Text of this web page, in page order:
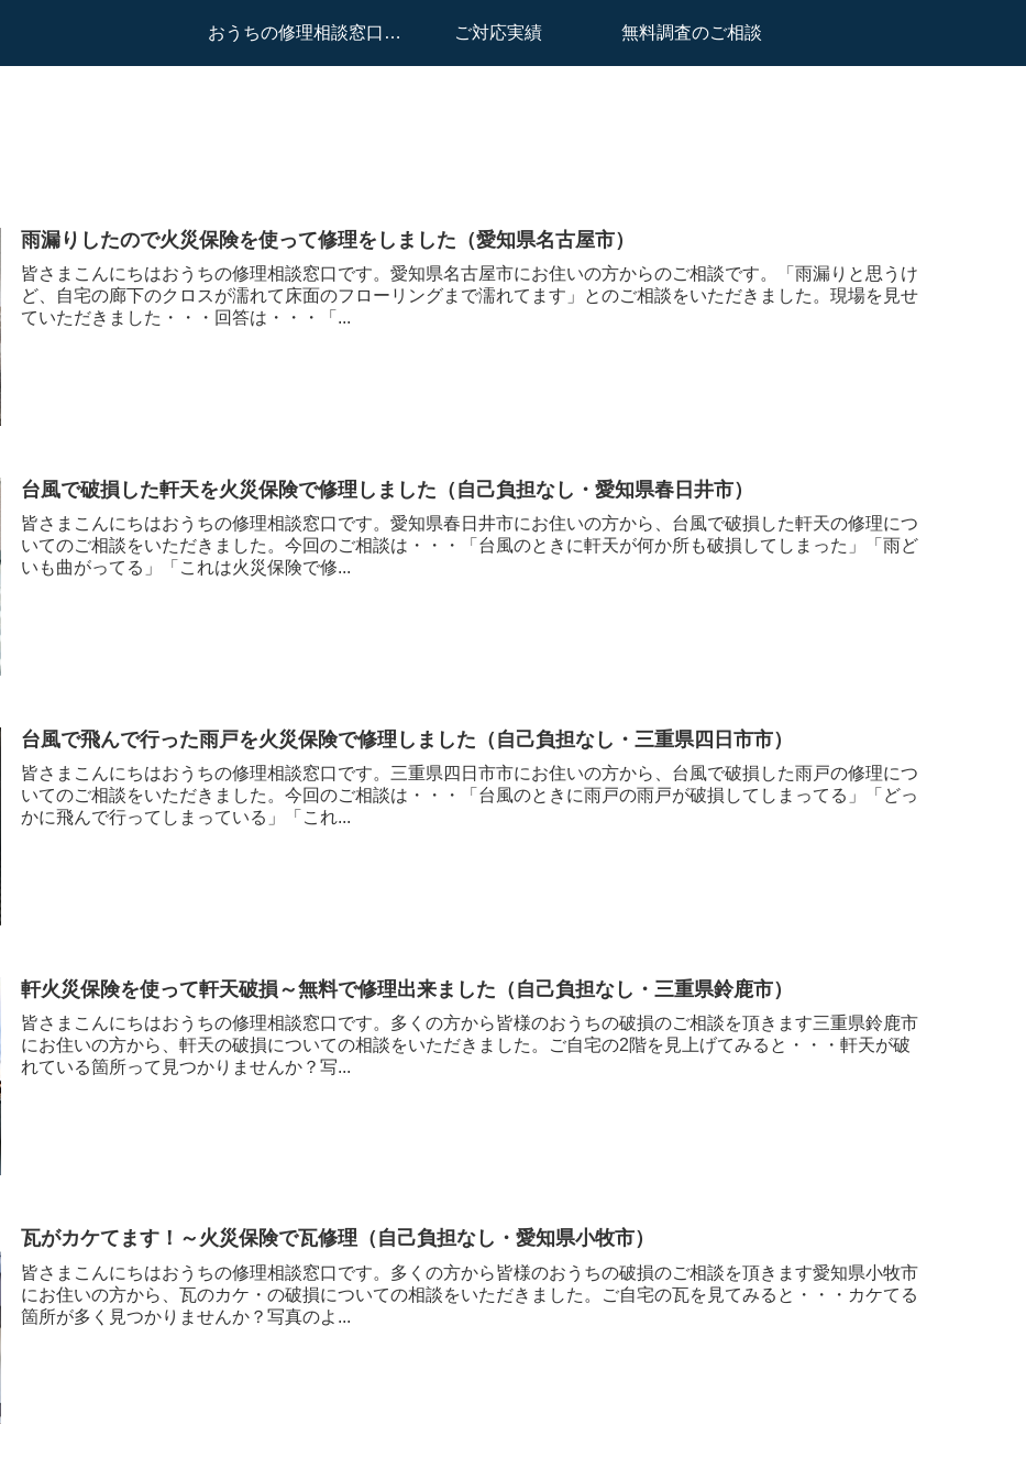
おうちの修理相談窓口はこちらへ ご対応実績 無料調査のご相談
雨漏りしたので火災保険を使って修理をしました（愛知県名古屋市）
皆さまこんにちはおうちの修理相談窓口です。愛知県名古屋市にお住いの方からのご相談です。「雨漏りと思うけ
ど、自宅の廊下のクロスが濡れて床面のフローリングまで濡れてます」とのご相談をいただきました。現場を見せ
ていただきました・・・回答は・・・「...
台風で破損した軒天を火災保険で修理しました（自己負担なし・愛知県春日井市）
皆さまこんにちはおうちの修理相談窓口です。愛知県春日井市にお住いの方から、台風で破損した軒天の修理につ
いてのご相談をいただきました。今回のご相談は・・・「台風のときに軒天が何か所も破損してしまった」「雨ど
いも曲がってる」「これは火災保険で修...
台風で飛んで行った雨戸を火災保険で修理しました（自己負担なし・三重県四日市市）
皆さまこんにちはおうちの修理相談窓口です。三重県四日市市にお住いの方から、台風で破損した雨戸の修理につ
いてのご相談をいただきました。今回のご相談は・・・「台風のときに雨戸の雨戸が破損してしまってる」「どっ
かに飛んで行ってしまっている」「これ...
軒火災保険を使って軒天破損～無料で修理出来ました（自己負担なし・三重県鈴鹿市）
皆さまこんにちはおうちの修理相談窓口です。多くの方から皆様のおうちの破損のご相談を頂きます三重県鈴鹿市
にお住いの方から、軒天の破損についての相談をいただきました。ご自宅の2階を見上げてみると・・・軒天が破
れている箇所って見つかりませんか？写...
瓦がカケてます！～火災保険で瓦修理（自己負担なし・愛知県小牧市）
皆さまこんにちはおうちの修理相談窓口です。多くの方から皆様のおうちの破損のご相談を頂きます愛知県小牧市
にお住いの方から、瓦のカケ・の破損についての相談をいただきました。ご自宅の瓦を見てみると・・・カケてる
箇所が多く見つかりませんか？写真のよ...